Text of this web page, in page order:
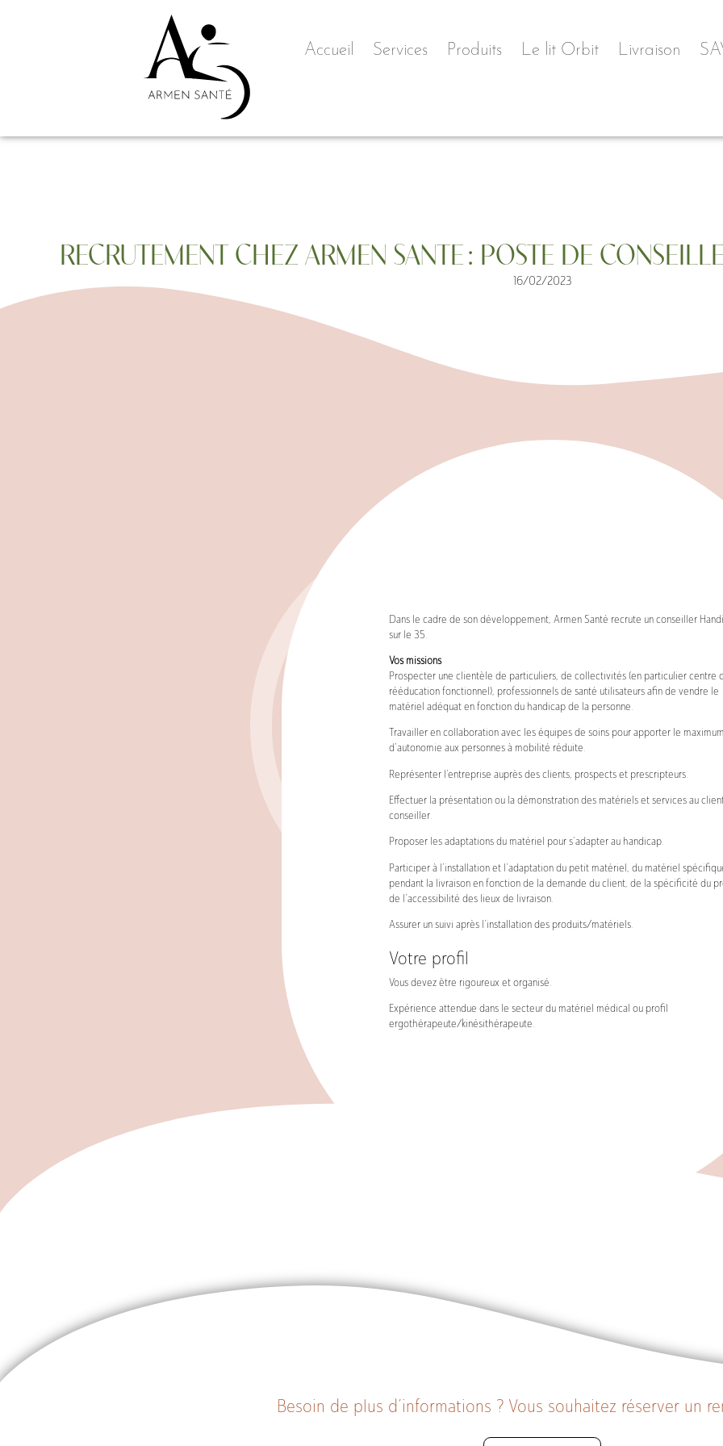
Accueil Services Produits Le lit Orbit Livraison
RECRUTEMENT CHEZ ARMEN SANTE : POSTE DE
16/02/2023
Dans le cadre de son développement, Armen Santé recrute un conseiller
sur le 35.
Vos missions
Prospecter une clientèle de particuliers, de collectivités (en particulier centre
rééducation fonctionnel), professionnels de santé utilisateurs afin de vendre le
matériel adéquat en fonction du handicap de la personne.
Travailler en collaboration avec les équipes de soins pour apporter le maximum
d’autonomie aux personnes à mobilité réduite.
Représenter l’entreprise auprès des clients, prospects et prescripteurs.
Effectuer la présentation ou la démonstration des matériels et services au
conseiller.
Proposer les adaptations du matériel pour s’adapter au handicap.
Participer à l’installation et l’adaptation du petit matériel, du matériel
pendant la livraison en fonction de la demande du client, de la spécificité du
de l’accessibilité des lieux de livraison.
Assurer un suivi après l’installation des produits/matériels.
Votre profil
Vous devez être rigoureux et organisé.
Expérience attendue dans le secteur du matériel médical ou profil
ergothérapeute/kinésithérapeute.
Besoin de plus d’informations ? Vous souhaitez réserver un